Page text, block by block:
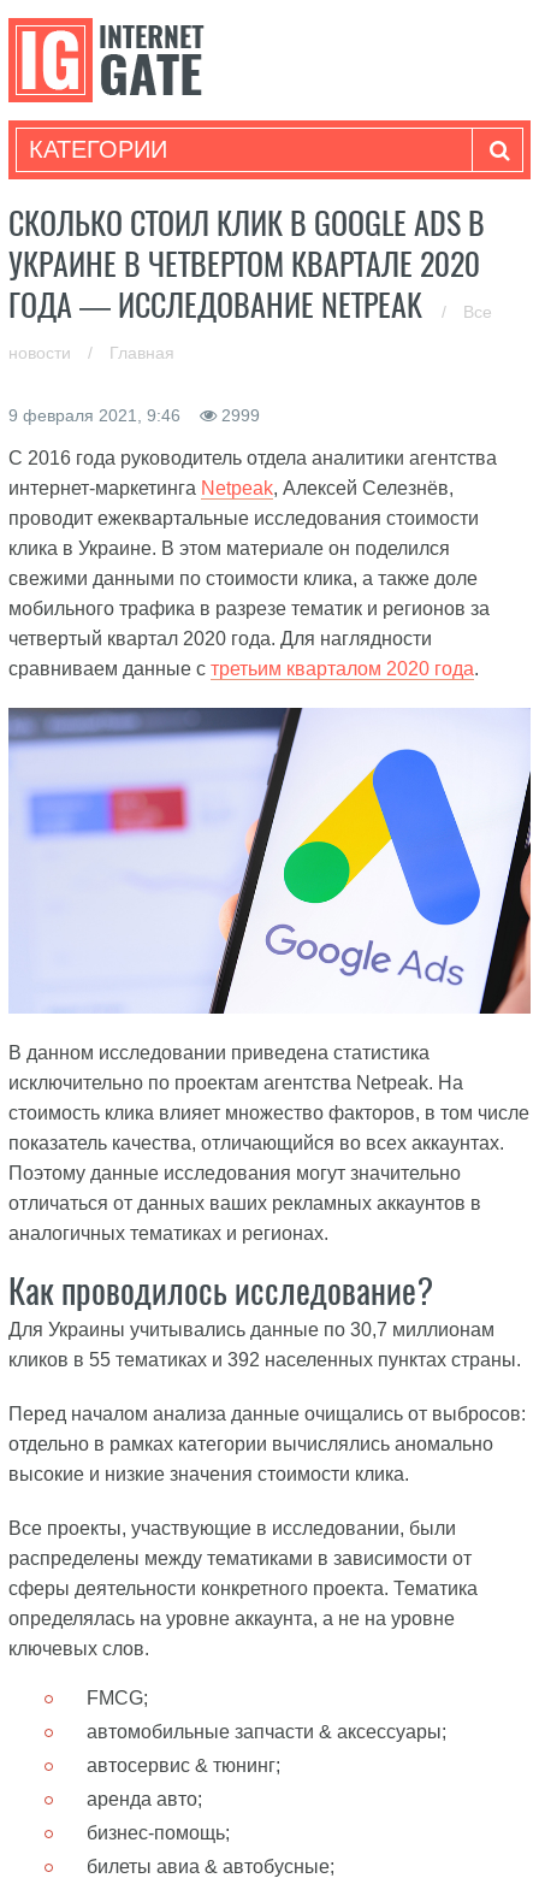
КАТЕГОРИИ
СКОЛЬКО СТОИЛ КЛИК В GOOGLE ADS В
УКРАИНЕ В ЧЕТВЕРТОМ КВАРТАЛЕ 2020
ГОДА — ИССЛЕДОВАНИЕ NETPEAK
/ Все
новости / Главная
9 февраля 2021, 9:46 2999
С 2016 года руководитель отдела аналитики агентства
интернет-маркетинга Netpeak, Алексей Селезнёв,
проводит ежеквартальные исследования стоимости
клика в Украине. В этом материале он поделился
свежими данными по стоимости клика, а также доле
мобильного трафика в разрезе тематик и регионов за
четвертый квартал 2020 года. Для наглядности
сравниваем данные с третьим кварталом 2020 года.
В данном исследовании приведена статистика
исключительно по проектам агентства Netpeak. На
стоимость клика влияет множество факторов, в том числе
показатель качества, отличающийся во всех аккаунтах.
Поэтому данные исследования могут значительно
отличаться от данных ваших рекламных аккаунтов в
аналогичных тематиках и регионах.
Как проводилось исследование?
Для Украины учитывались данные по 30,7 миллионам
кликов в 55 тематиках и 392 населенных пунктах страны.
Перед началом анализа данные очищались от выбросов:
отдельно в рамках категории вычислялись аномально
высокие и низкие значения стоимости клика.
Все проекты, участвующие в исследовании, были
распределены между тематиками в зависимости от
сферы деятельности конкретного проекта. Тематика
определялась на уровне аккаунта, а не на уровне
ключевых слов.
FMCG;
автомобильные запчасти & аксессуары;
автосервис & тюнинг;
аренда авто;
бизнес-помощь;
билеты авиа & автобусные;